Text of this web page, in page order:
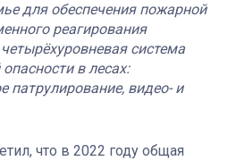
для обеспечения пожарной
реагирования
система
в лесах:
патрулирование, видео- и
что в 2022 году общая